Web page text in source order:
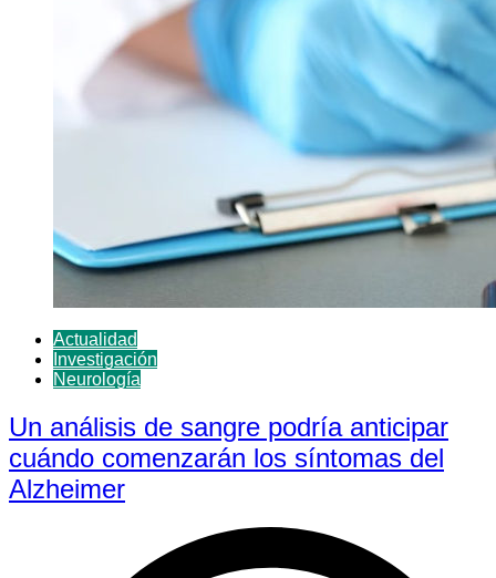
Actualidad
Investigación
Neurología
Un análisis de sangre podría anticipar
cuándo comenzarán los síntomas del
Alzheimer